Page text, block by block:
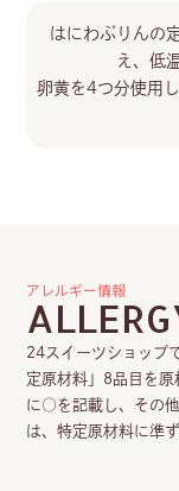
はにわぷりんの
え、低
卵黄を4つ分使用
アレルギー情報
24スイーツショップ
定原材料」8品目を
に○を記載し、その
は、特定原材料に準